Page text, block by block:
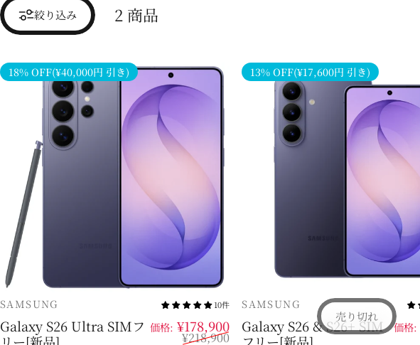
絞り込み 2 商品
18% OFF(¥40,000円 引き)
販売業者
SAMSUNG 10件
Galaxy S26 Ultra SIMフ
販売価格
価格: ¥178,900通常価格
¥218,900
13% OFF(¥17,600円 引き)
売り切れ
販売業者
SAMSUNG
Galaxy S26 & S26+ SIM
価格: